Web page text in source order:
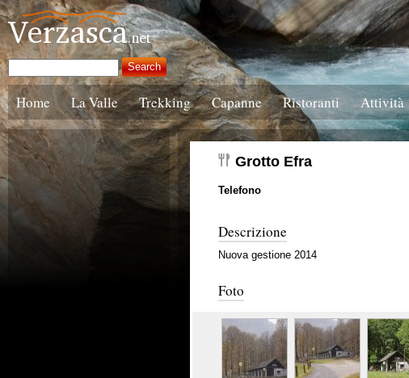
Home La Valle Trekking Capanne Ristoranti Attività
Grotto Efra
Telefono
Descrizione
Nuova gestione 2014
Foto